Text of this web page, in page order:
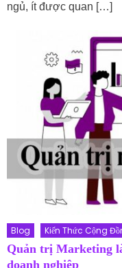
ngủ, ít được quan […]
Blog Kiến Thức Cộng
Quản trị Marketing
doanh nghiệp